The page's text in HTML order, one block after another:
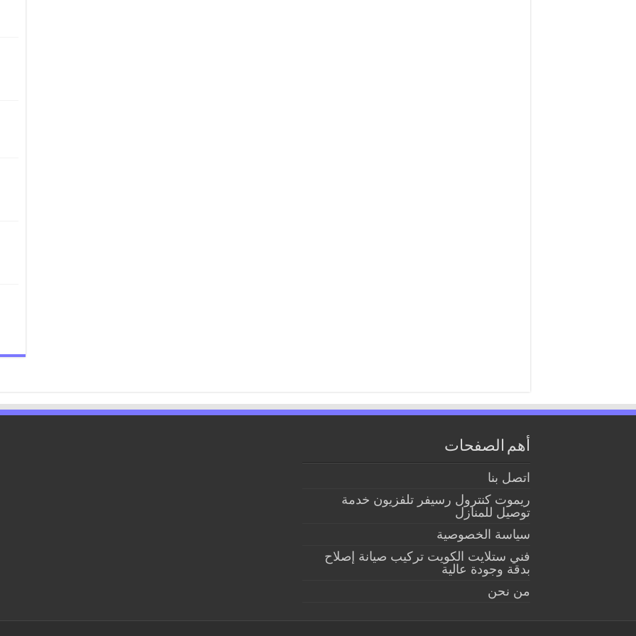
أهم الصفحات
اتصل بنا
ريموت كنترول رسيفر تلفزيون خدمة
توصيل للمنازل
سياسة الخصوصية
فني ستلايت الكويت تركيب صيانة إصلاح
بدقة وجودة عالية
من نحن